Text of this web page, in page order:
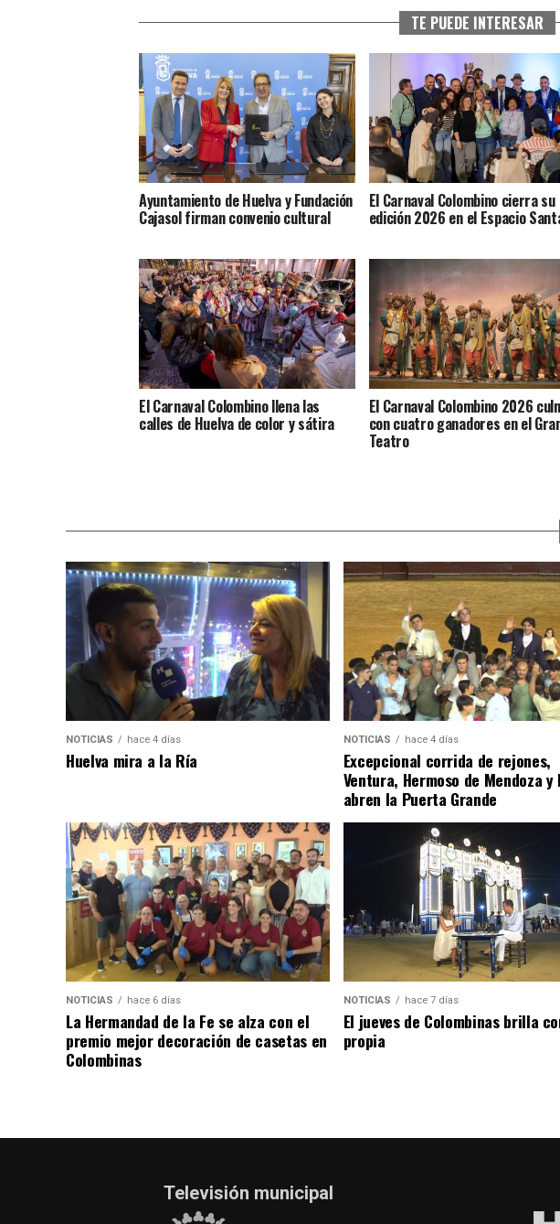
TE PUEDE INTERESAR
Ayuntamiento de Huelva y Fundación
Cajasol firman convenio cultural
El Carnaval Colombino cierra su
edición 2026 en el Espacio
El Carnaval Colombino llena las
calles de Huelva de color y sátira
El Carnaval Colombino 2026
con cuatro ganadores en el
Teatro
NOTICIAS hace 4 días
Huelva mira a la Ría
NOTICIAS hace 4 días
Excepcional corrida de rejones,
Ventura, Hermoso de Mendoza y
abren la Puerta Grande
NOTICIAS hace 6 días
La Hermandad de la Fe se alza con el
premio mejor decoración de casetas en
Colombinas
NOTICIAS hace 7 días
El jueves de Colombinas brilla
propia
Televisión municipal